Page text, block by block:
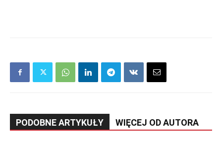
PODOBNE ARTYKUŁY WIĘCEJ OD AUTORA